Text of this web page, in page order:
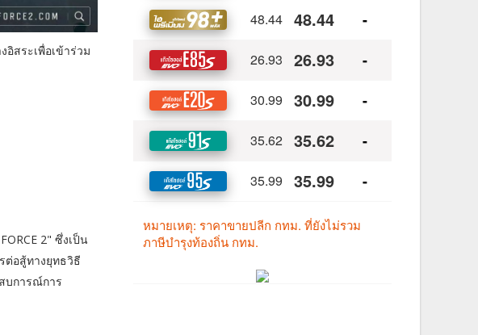
สระเพื่อเข้าร่วม
2" ซึ่งเป็น
ต่อสู้ทางยุทธวิธี
บการณ์การ